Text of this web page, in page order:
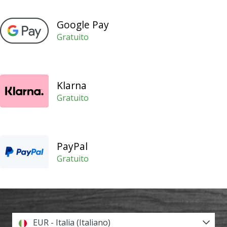
le
nuove
scarpe
PUMA
Accelerate
NITRO
SQD
aggiornamenti
valuta
la…
Google Pay
Gratuito
Klarna
Gratuito
PayPal
Gratuito
EUR - Italia (Italiano)